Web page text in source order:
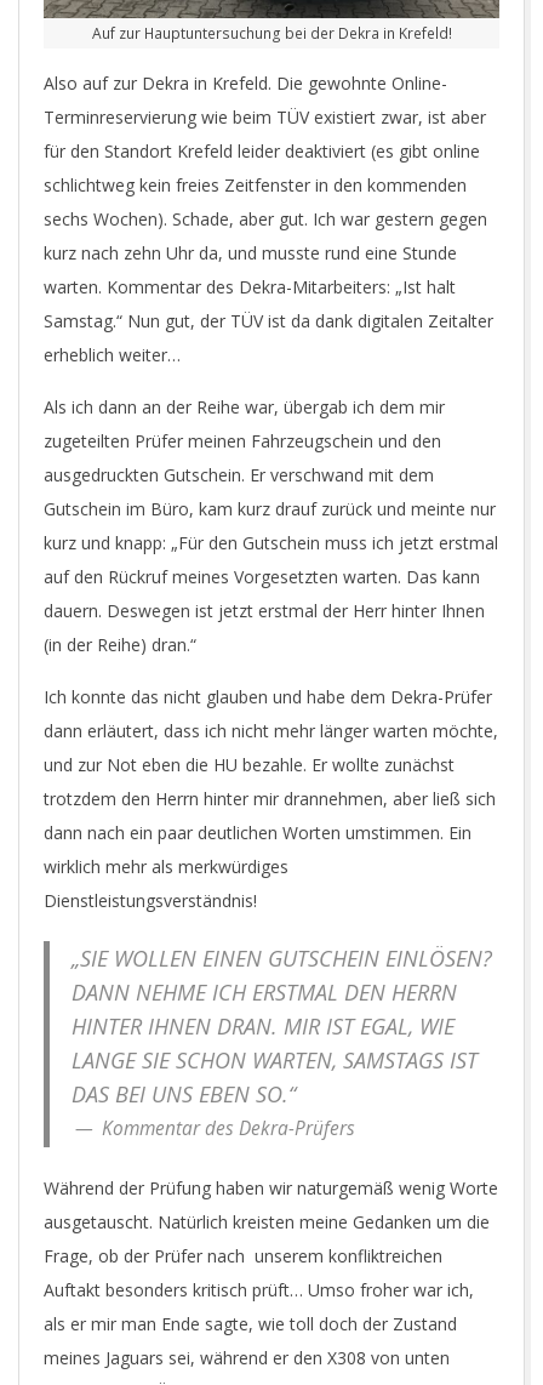
Auf zur Hauptuntersuchung bei der Dekra in Krefeld!
Also auf zur Dekra in Krefeld. Die gewohnte Online-
Terminreservierung wie beim TÜV existiert zwar, ist aber
für den Standort Krefeld leider deaktiviert (es gibt online
schlichtweg kein freies Zeitfenster in den kommenden
sechs Wochen). Schade, aber gut. Ich war gestern gegen
kurz nach zehn Uhr da, und musste rund eine Stunde
warten. Kommentar des Dekra-Mitarbeiters: „Ist halt
Samstag.“ Nun gut, der TÜV ist da dank digitalen Zeitalter
erheblich weiter…
Als ich dann an der Reihe war, übergab ich dem mir
zugeteilten Prüfer meinen Fahrzeugschein und den
ausgedruckten Gutschein. Er verschwand mit dem
Gutschein im Büro, kam kurz drauf zurück und meinte nur
kurz und knapp: „Für den Gutschein muss ich jetzt erstmal
auf den Rückruf meines Vorgesetzten warten. Das kann
dauern. Deswegen ist jetzt erstmal der Herr hinter Ihnen
(in der Reihe) dran.“
Ich konnte das nicht glauben und habe dem Dekra-Prüfer
dann erläutert, dass ich nicht mehr länger warten möchte,
und zur Not eben die HU bezahle. Er wollte zunächst
trotzdem den Herrn hinter mir drannehmen, aber ließ sich
dann nach ein paar deutlichen Worten umstimmen. Ein
wirklich mehr als merkwürdiges
Dienstleistungsverständnis!
„SIE WOLLEN EINEN GUTSCHEIN EINLÖSEN?
DANN NEHME ICH ERSTMAL DEN HERRN
HINTER IHNEN DRAN. MIR IST EGAL, WIE
LANGE SIE SCHON WARTEN, SAMSTAGS IST
DAS BEI UNS EBEN SO.“
Kommentar des Dekra-Prüfers
Während der Prüfung haben wir naturgemäß wenig Worte
ausgetauscht. Natürlich kreisten meine Gedanken um die
Frage, ob der Prüfer nach unserem konfliktreichen
Auftakt besonders kritisch prüft… Umso froher war ich,
als er mir man Ende sagte, wie toll doch der Zustand
meines Jaguars sei, während er den X308 von unten